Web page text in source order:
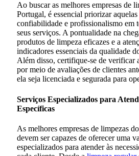
Ao buscar as melhores empresas de
Portugal, é essencial priorizar
confiabilidade e profissionalismo em
seus serviços. A pontualidade na
produtos de limpeza eficazes e a
indicadores essenciais da qualidade
Além disso, certifique-se de verificar
por meio de avaliações de clientes
ela seja licenciada e segurada para
Serviços Especializados para
Específicas
As melhores empresas de limpezas
devem ser capazes de oferecer uma
especializados para atender às